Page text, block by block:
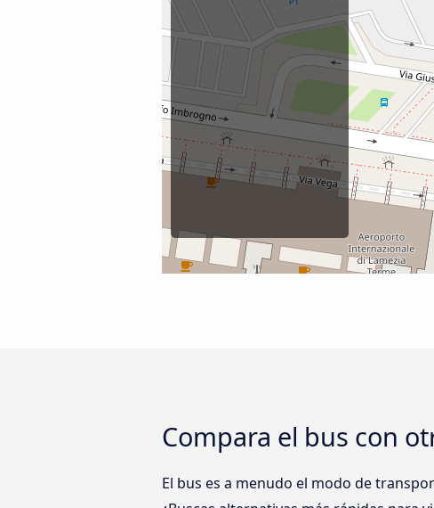
Compara el bus con
El bus es a menudo el modo de